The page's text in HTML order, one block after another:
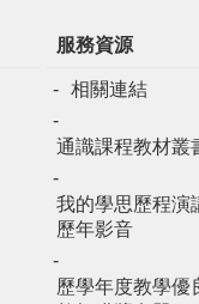
服務資源
相關連結
通識課程教材叢
我的學思歷程演
歷年影音
歷學年度教學優